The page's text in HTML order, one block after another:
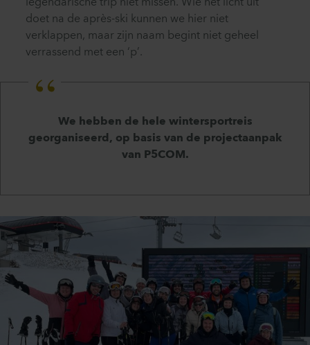
legendarische trip niet missen. Wie het licht uit
doet na de après-ski kunnen we hier niet
verklappen, maar zijn naam begint niet geheel
verrassend met een ‘p’.
We hebben de hele wintersportreis
georganiseerd, op basis van de projectaanpak
van P5COM.